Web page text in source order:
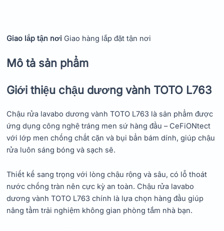
Giao lắp tận nơi Giao hàng lắp đặt tận nơi
Mô tả sản phẩm
Giới thiệu chậu dương vành TOTO L763
Chậu rửa lavabo dương vành TOTO L763 là sản phẩm được
ứng dụng công nghệ tráng men sứ hàng đầu – CeFiONtect
với lớp men chống chất cặn và bụi bẩn bám dính, giúp chậu
rửa luôn sáng bóng và sạch sẽ.
Thiết kế sang trọng với lòng chậu rộng và sâu, có lỗ thoát
nước chống tràn nên cực kỳ an toàn. Chậu rửa lavabo
dương vành TOTO L763 chính là lựa chọn hàng đầu giúp
nâng tầm trải nghiệm không gian phòng tắm nhà bạn.